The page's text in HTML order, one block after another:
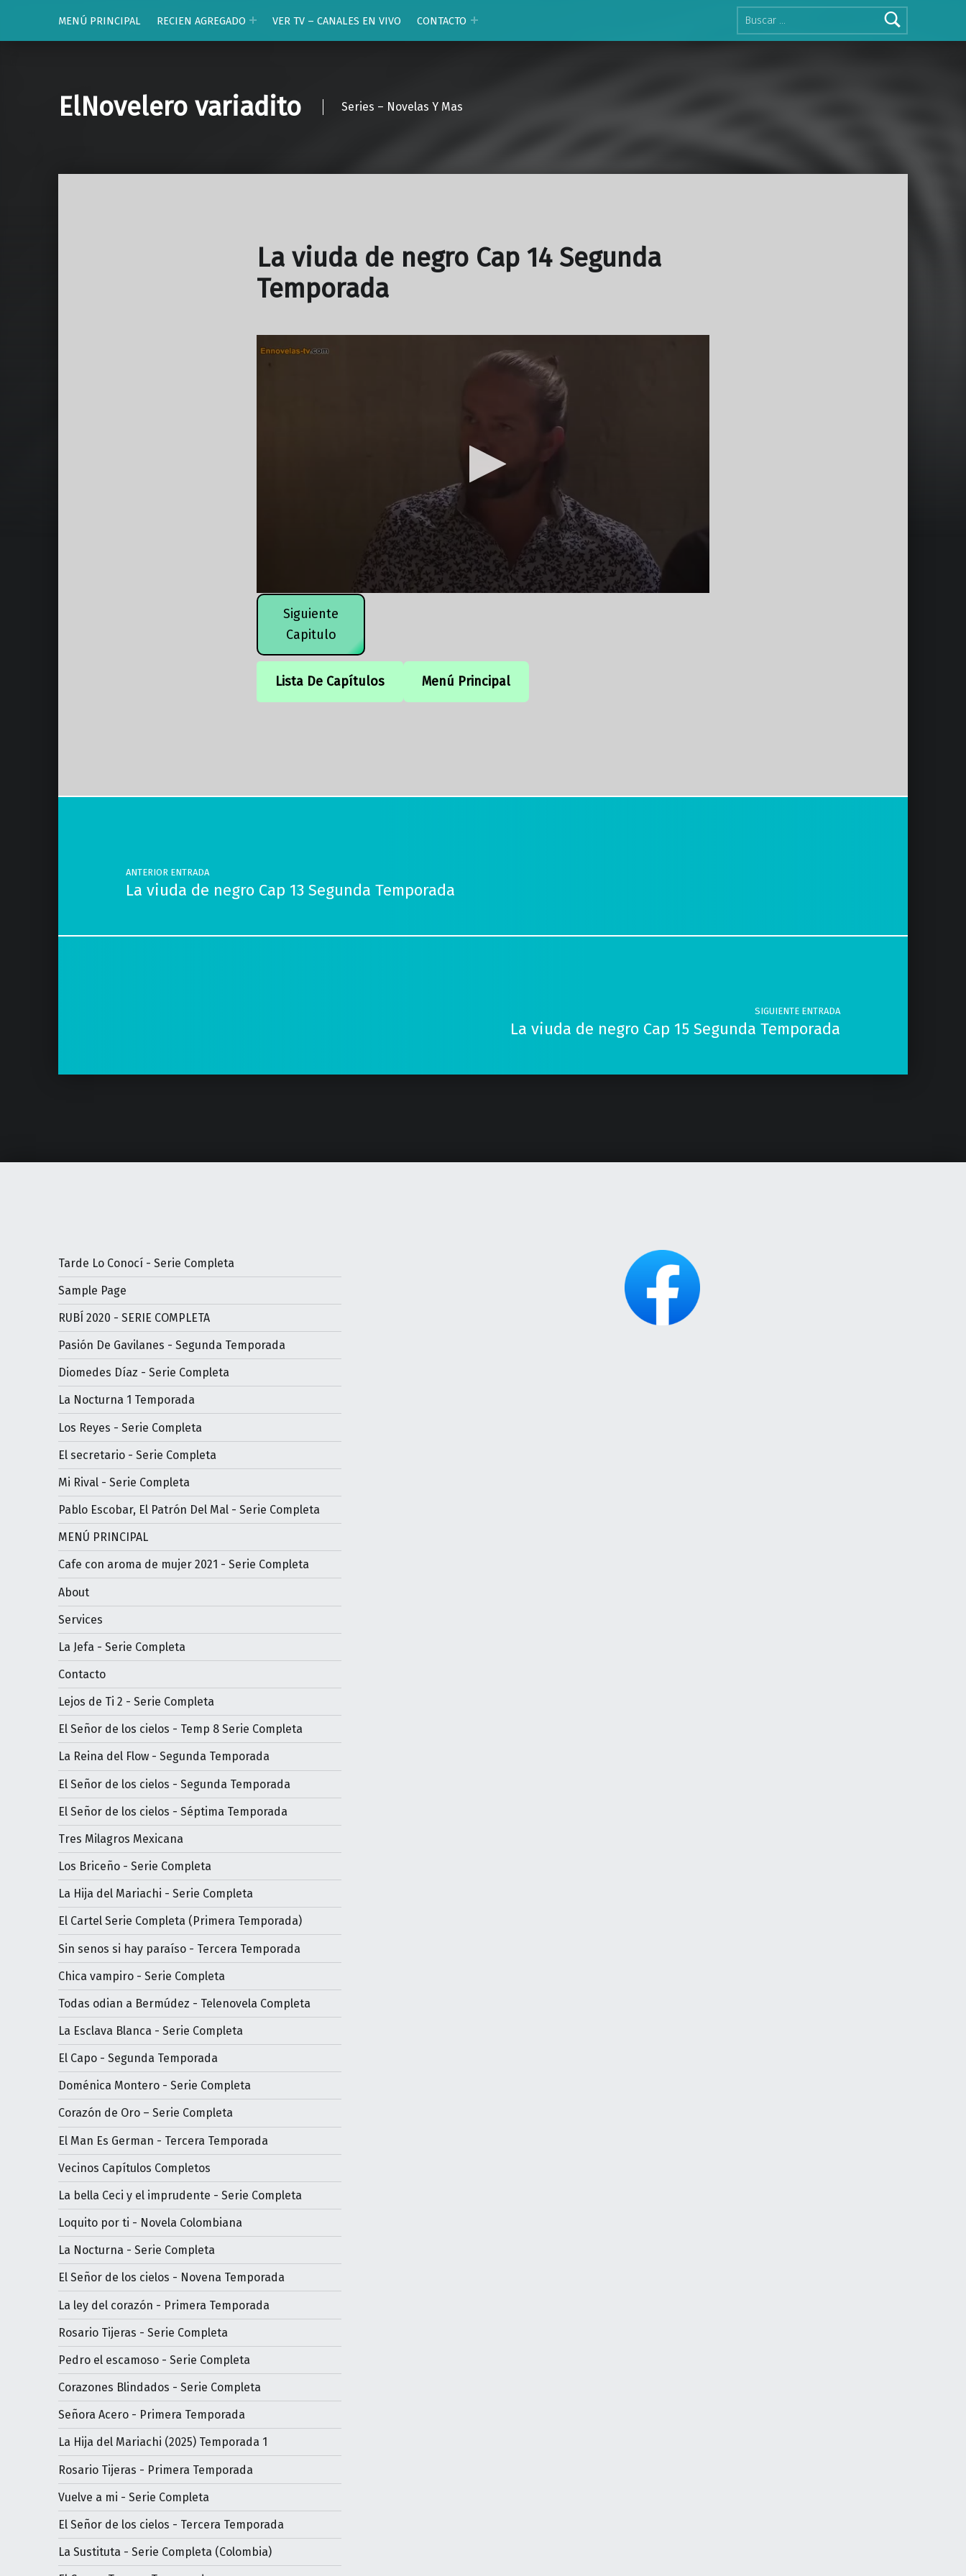
Buscar:
MENÚ PRINCIPAL
RECIEN AGREGADO VER TV – CANALES EN VIVO CONTACTO
ElNovelero variadito Series – Novelas Y Mas
La viuda de negro Cap 14 Segunda
Temporada
Siguiente
Capitulo
Lista De Capítulos Menú Principal
Navegación de entradas
ANTERIOR ENTRADA
La viuda de negro Cap 13 Segunda Temporada
SIGUIENTE ENTRADA
La viuda de negro Cap 15 Segunda Temporada
Tarde Lo Conocí - Serie Completa
Sample Page
RUBÍ 2020 - SERIE COMPLETA
Pasión De Gavilanes - Segunda Temporada
Diomedes Díaz - Serie Completa
La Nocturna 1 Temporada
Los Reyes - Serie Completa
El secretario - Serie Completa
Mi Rival - Serie Completa
Pablo Escobar, El Patrón Del Mal - Serie Completa
MENÚ PRINCIPAL
Cafe con aroma de mujer 2021 - Serie Completa
About
Services
La Jefa - Serie Completa
Contacto
Lejos de Ti 2 - Serie Completa
El Señor de los cielos - Temp 8 Serie Completa
La Reina del Flow - Segunda Temporada
El Señor de los cielos - Segunda Temporada
El Señor de los cielos - Séptima Temporada
Tres Milagros Mexicana
Los Briceño - Serie Completa
La Hija del Mariachi - Serie Completa
El Cartel Serie Completa (Primera Temporada)
Sin senos si hay paraíso - Tercera Temporada
Chica vampiro - Serie Completa
Todas odian a Bermúdez - Telenovela Completa
La Esclava Blanca - Serie Completa
El Capo - Segunda Temporada
Doménica Montero - Serie Completa
Corazón de Oro – Serie Completa
El Man Es German - Tercera Temporada
Vecinos Capítulos Completos
La bella Ceci y el imprudente - Serie Completa
Loquito por ti - Novela Colombiana
La Nocturna - Serie Completa
El Señor de los cielos - Novena Temporada
La ley del corazón - Primera Temporada
Rosario Tijeras - Serie Completa
Pedro el escamoso - Serie Completa
Corazones Blindados - Serie Completa
Señora Acero - Primera Temporada
La Hija del Mariachi (2025) Temporada 1
Rosario Tijeras - Primera Temporada
Vuelve a mi - Serie Completa
El Señor de los cielos - Tercera Temporada
La Sustituta - Serie Completa (Colombia)